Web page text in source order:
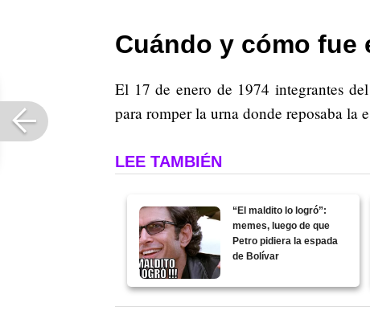
Cuándo y cómo fue
El 17 de enero de 1974 integrantes
para romper la urna donde reposaba la
LEE TAMBIÉN
“El maldito lo logró”:
memes, luego de que
Petro pidiera la espada
de Bolívar